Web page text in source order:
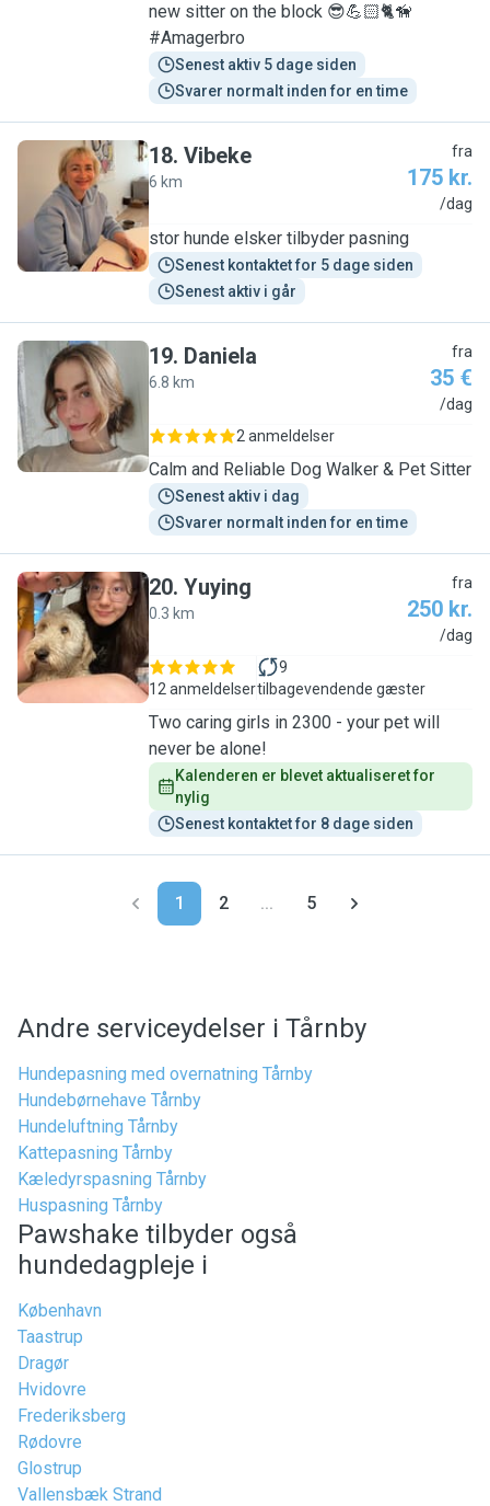
new sitter on the block 😎💪🏻🐈🦮
#Amagerbro
Senest aktiv 5 dage siden
Svarer normalt inden for en time
V
18. Vibeke
6 km
fra
175 kr.
/dag
stor hunde elsker tilbyder pasning
Senest kontaktet for 5 dage siden
Senest aktiv i går
D
19. Daniela
6.8 km
fra
35 €
/dag
2 anmeldelser
Calm and Reliable Dog Walker & Pet Sitter
Senest aktiv i dag
Svarer normalt inden for en time
Y
20. Yuying
0.3 km
fra
250 kr.
/dag
12 anmeldelser
9
tilbagevendende gæster
Two caring girls in 2300 - your pet will
never be alone!
Kalenderen er blevet aktualiseret for
nylig
Senest kontaktet for 8 dage siden
1 2 ... 5
Andre serviceydelser i Tårnby
Hundepasning med overnatning Tårnby
Hundebørnehave Tårnby
Hundeluftning Tårnby
Kattepasning Tårnby
Kæledyrspasning Tårnby
Huspasning Tårnby
Pawshake tilbyder også
hundedagpleje i
København
Taastrup
Dragør
Hvidovre
Frederiksberg
Rødovre
Glostrup
Vallensbæk Strand